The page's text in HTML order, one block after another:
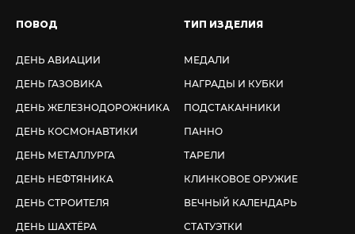
ПОВОД
ДЕНЬ АВИАЦИИ
ДЕНЬ ГАЗОВИКА
ДЕНЬ ЖЕЛЕЗНОДОРОЖНИКА
ДЕНЬ КОСМОНАВТИКИ
ДЕНЬ МЕТАЛЛУРГА
ДЕНЬ НЕФТЯНИКА
ДЕНЬ СТРОИТЕЛЯ
ДЕНЬ ШАХТЁРА
ТИП ИЗДЕЛИЯ
МЕДАЛИ
НАГРАДЫ И КУБКИ
ПОДСТАКАННИКИ
ПАННО
ТАРЕЛИ
КЛИНКОВОЕ ОРУЖИЕ
ВЕЧНЫЙ КАЛЕНДАРЬ
СТАТУЭТКИ